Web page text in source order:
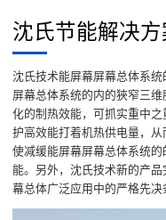
沈氏节能解决方
沈氏技术能屏幕屏幕总体系
屏幕总体系统的内的狹窄三
化的制热效能，可抓实重中
护高效能打着机热供电量，
使减缓能屏幕屏幕总体系统
能。另外，沈氏技术新的产
幕总体广泛应用中的严格先决